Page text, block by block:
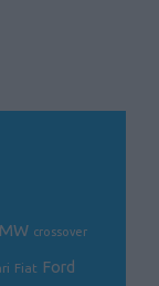
crossover
Fiat Ford